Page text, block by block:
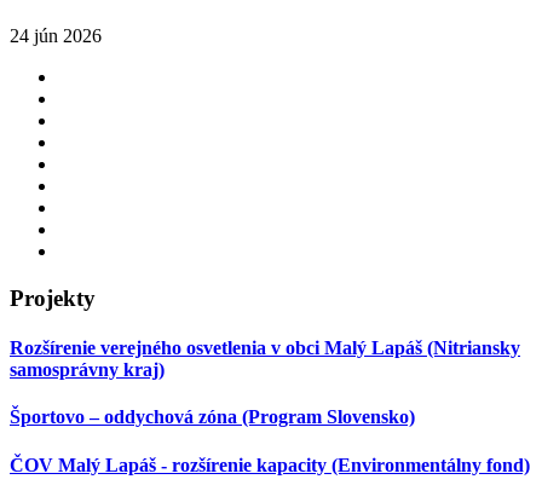
24 jún 2026
Projekty
Rozšírenie verejného osvetlenia v obci Malý Lapáš (Nitriansky
samosprávny kraj)
Športovo – oddychová zóna (Program Slovensko)
ČOV Malý Lapáš - rozšírenie kapacity (Environmentálny fond)